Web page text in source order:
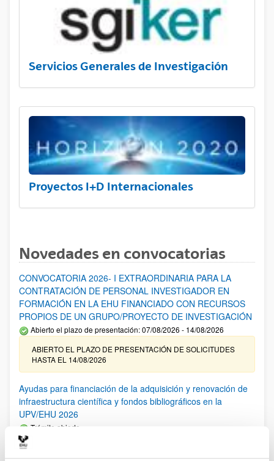
Servicios Generales de Investigación
Proyectos I+D Internacionales
Novedades en convocatorias
CONVOCATORIA 2026- I EXTRAORDINARIA PARA LA
CONTRATACIÓN DE PERSONAL INVESTIGADOR EN
FORMACIÓN EN LA EHU FINANCIADO CON RECURSOS
PROPIOS DE UN GRUPO/PROYECTO DE INVESTIGACIÓN
Abierto el plazo de presentación: 07/08/2026 - 14/08/2026
ABIERTO EL PLAZO DE PRESENTACIÓN DE SOLICITUDES
HASTA EL 14/08/2026
Ayudas para financiación de la adquisición y renovación de
infraestructura científica y fondos bibliográficos en la
UPV/EHU 2026
Trámite abierto
solicitudes admitidas y excluidas. 23/03/2026: Relación